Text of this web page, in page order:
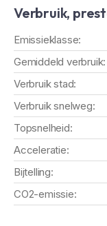
Verbruik,
Emissieklasse:
Gemiddeld verbruik:
Verbruik stad:
Verbruik snelweg:
Topsnelheid:
Acceleratie:
Bijtelling:
CO2-emissie: